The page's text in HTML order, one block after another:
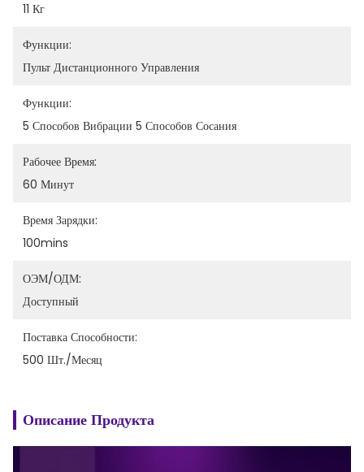
11 Кг
Функции:
Пульт Дистанционного Управления
Функции:
5 Способов Вибрации 5 Способов Сосания
Рабочее Время:
60 Минут
Время Зарядки:
100mins
ОЭМ/ОДМ:
Доступный
Поставка Способности:
500 Шт./Месяц
Описание Продукта